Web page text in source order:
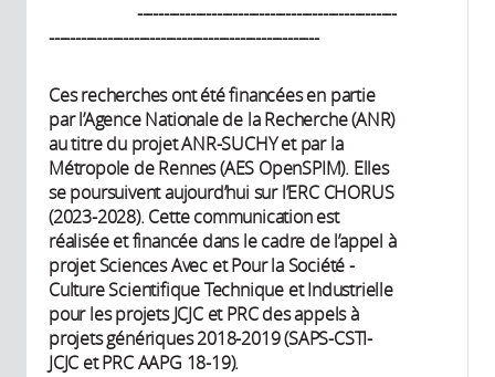
-------------------------------------------------
---------------------------------------------------
Ces recherches ont été financées en partie
par l’Agence Nationale de la Recherche (ANR)
au titre du projet ANR-SUCHY et par la
Métropole de Rennes (AES OpenSPIM). Elles
se poursuivent aujourd’hui sur l’ERC CHORUS
(2023-2028). Cette communication est
réalisée et financée dans le cadre de l’appel à
projet Sciences Avec et Pour la Société -
Culture Scientifique Technique et Industrielle
pour les projets JCJC et PRC des appels à
projets génériques 2018-2019 (SAPS-CSTI-
JCJC et PRC AAPG 18-19).